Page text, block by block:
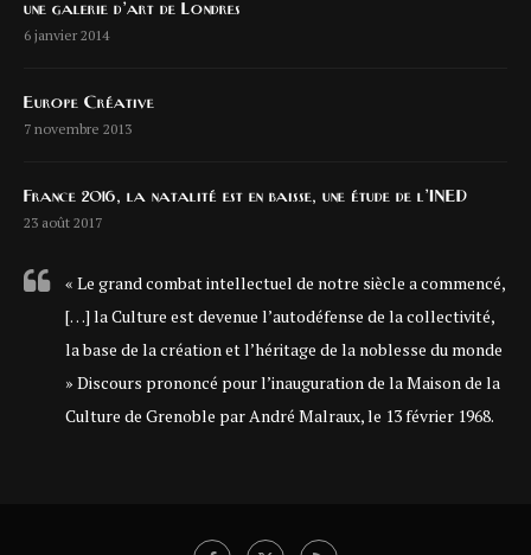
une galerie d’art de Londres
6 janvier 2014
Europe Créative
7 novembre 2013
France 2016, la natalité est en baisse, une étude de l’INED
23 août 2017
« Le grand combat intellectuel de notre siècle a commencé,
[…] la Culture est devenue l’autodéfense de la collectivité,
la base de la création et l’héritage de la noblesse du monde
» Discours prononcé pour l’inauguration de la Maison de la
Culture de Grenoble par André Malraux, le 13 février 1968.